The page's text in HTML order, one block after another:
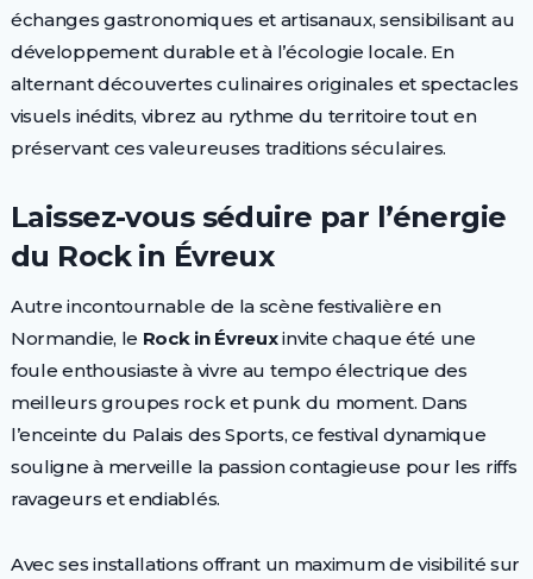
échanges gastronomiques et artisanaux, sensibilisant au
développement durable et à l’écologie locale. En
alternant découvertes culinaires originales et spectacles
visuels inédits, vibrez au rythme du territoire tout en
préservant ces valeureuses traditions séculaires.
Laissez-vous séduire par l’énergie
du Rock in Évreux
Autre incontournable de la scène festivalière en
Normandie, le Rock in Évreuxinvite chaque été une
foule enthousiaste à vivre au tempo électrique des
meilleurs groupes rock et punk du moment. Dans
l’enceinte du Palais des Sports, ce festival dynamique
souligne à merveille la passion contagieuse pour les riffs
ravageurs et endiablés.
Avec ses installations offrant un maximum de visibilité sur